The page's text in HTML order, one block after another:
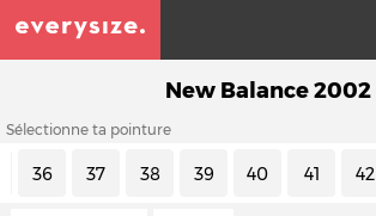
New Balance 2002
Sélectionne ta pointure
36 37 38 39 40 41 42